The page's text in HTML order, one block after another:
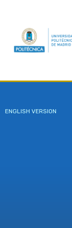
ENGLISH VERSION